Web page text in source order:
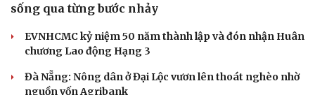
sống qua từng bước nhảy
EVNHCMC kỷ niệm 50 năm thành lập và đón nhận Huân
chương Lao động Hạng 3
Đà Nẵng: Nông dân ở Đại Lộc vươn lên thoát nghèo nhờ
nguồn vốn Agribank